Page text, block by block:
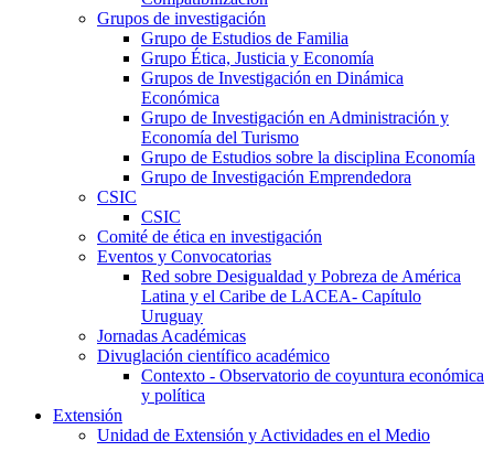
Grupos de investigación
Grupo de Estudios de Familia
Grupo Ética, Justicia y Economía
Grupos de Investigación en Dinámica
Económica
Grupo de Investigación en Administración y
Economía del Turismo
Grupo de Estudios sobre la disciplina Economía
Grupo de Investigación Emprendedora
CSIC
CSIC
Comité de ética en investigación
Eventos y Convocatorias
Red sobre Desigualdad y Pobreza de América
Latina y el Caribe de LACEA- Capítulo
Uruguay
Jornadas Académicas
Divuglación científico académico
Contexto - Observatorio de coyuntura económica
y política
Extensión
Unidad de Extensión y Actividades en el Medio